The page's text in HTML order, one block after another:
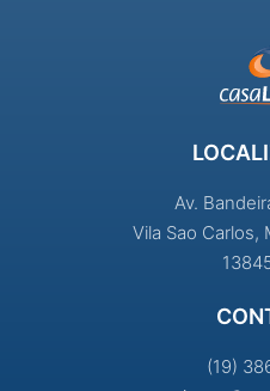
Av.
Vila Sao Carlos,
(19)